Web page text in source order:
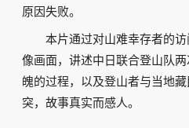
原因失败。
本片通过对山难幸存者的
像画面，讲述中日联合登山队
魄的过程，以及登山者与当地
突，故事真实而感人。